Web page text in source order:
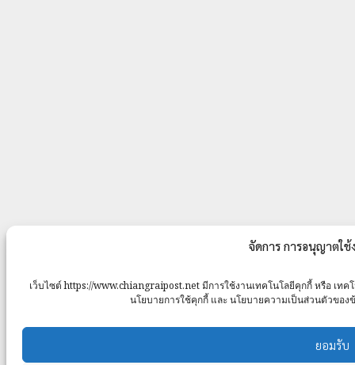
จัดการ การอนุญาตใช้
เว็บไซต์ https://www.chiangraipost.net มีการใช้งานเทคโนโลยีคุกกี้ หรือ เท
นโยบายการใช้คุกกี้ และ นโยบายความเป็นส่วนตัวขอ
ยอมรับ